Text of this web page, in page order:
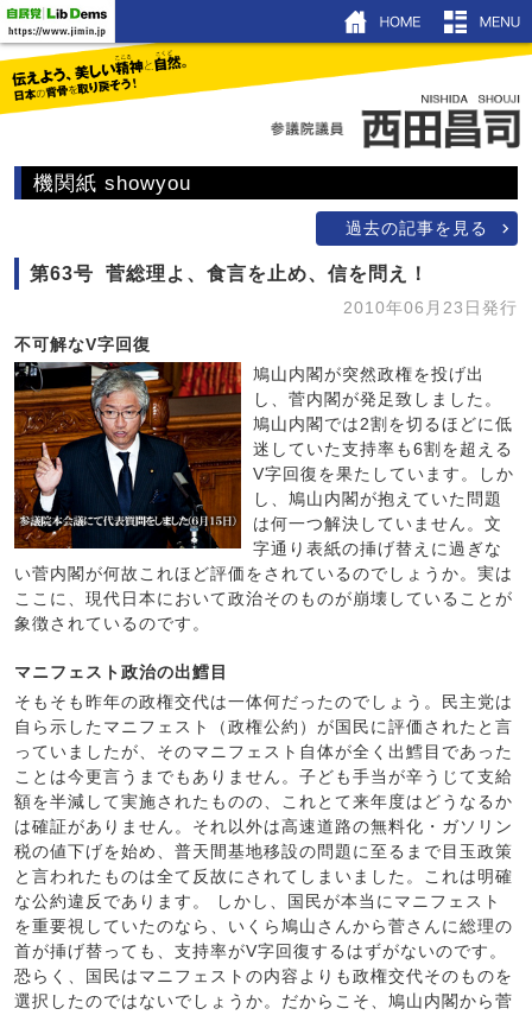
機関紙 showyou
過去の記事を見る
第63号 菅総理よ、食言を止め、信を問え！
2010年06月23日発行
不可解なV字回復
鳩山内閣が突然政権を投げ出
し、菅内閣が発足致しました。
鳩山内閣では2割を切るほどに低
迷していた支持率も6割を超える
V字回復を果たしています。しか
し、鳩山内閣が抱えていた問題
は何一つ解決していません。文
字通り表紙の挿げ替えに過ぎな
い菅内閣が何故これほど評価をされているのでしょうか。実は
ここに、現代日本において政治そのものが崩壊していることが
象徴されているのです。
マニフェスト政治の出鱈目
そもそも昨年の政権交代は一体何だったのでしょう。民主党は
自ら示したマニフェスト（政権公約）が国民に評価されたと言
っていましたが、そのマニフェスト自体が全く出鱈目であった
ことは今更言うまでもありません。子ども手当が辛うじて支給
額を半減して実施されたものの、これとて来年度はどうなるか
は確証がありません。それ以外は高速道路の無料化・ガソリン
税の値下げを始め、普天間基地移設の問題に至るまで目玉政策
と言われたものは全て反故にされてしまいました。これは明確
な公約違反であります。 しかし、国民が本当にマニフェスト
を重要視していたのなら、いくら鳩山さんから菅さんに総理の
首が挿げ替っても、支持率がV字回復するはずがないのです。
恐らく、国民はマニフェストの内容よりも政権交代そのものを
選択したのではないでしょうか。だからこそ、鳩山内閣から菅
ホーム
機関紙showyou
昌友塾
著書＆DVD
リンク